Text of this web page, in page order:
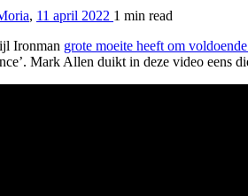
, 11 april 2022 1 min read
Ironman grote moeite heeft om
Mark Allen duikt in deze video eens